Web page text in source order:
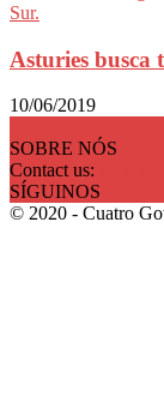
Asturies busca
10/06/2019
SOBRE NÓS
Contact us:
SÍGUINOS
© 2020 - Cuatro